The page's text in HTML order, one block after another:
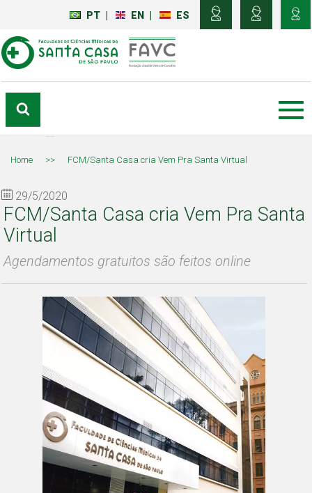
PT EN ES
Home >> FCM/Santa Casa cria Vem Pra Santa Virtual
29/5/2020
FCM/Santa Casa cria Vem Pra Santa
Virtual
Agendamentos gratuitos são feitos online